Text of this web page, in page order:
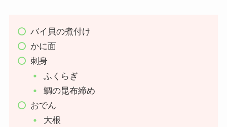
バイ貝の煮付け
かに面
刺身
ふくらぎ
鯛の昆布締め
おでん
大根